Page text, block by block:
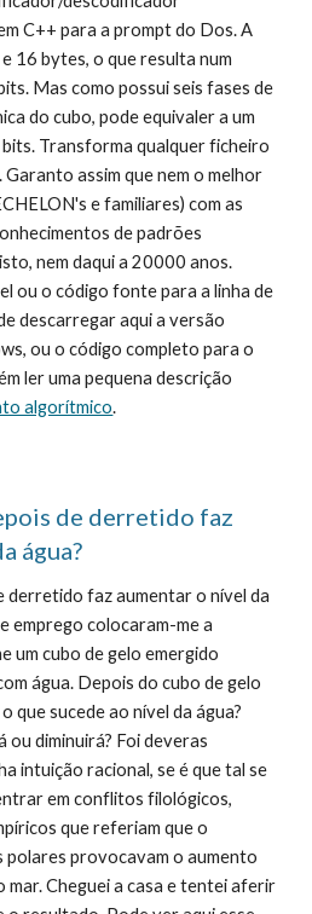
C++ para a prompt do Dos. A
16 bytes, o que resulta num
Mas como possui seis fases de
do cubo, pode equivaler a um
Transforma qualquer ficheiro
assim que nem o melhor
e familiares) com as
de padrões
nem daqui a 20000 anos.
ou o código fonte para a linha de
descarregar aqui a versão
ou o código completo para o
ler uma pequena descrição
algorítmico.
de derretido faz
água?
derretido faz aumentar o nível da
emprego colocaram-me a
um cubo de gelo emergido
água. Depois do cubo de gelo
que sucede ao nível da água?
diminuirá? Foi deveras
intuição racional, se é que tal se
em conflitos filológicos,
que referiam que o
provocavam o aumento
mar. Cheguei a casa e tentei aferir